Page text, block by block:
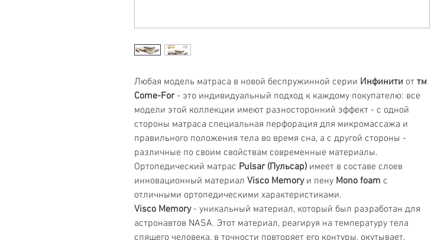
Любая модель матраса в новой беспружинной серии Инфинити от тм
Come-For- это индивидуальный подход к каждому покупателю: все
модели этой коллекции имеют разносторонний эффект - с одной
стороны матраса специальная перфорация для микромассажа и
правильного положения тела во время сна, а с другой стороны -
различные по своим свойствам современные материалы.
Ортопедический матрас Pulsar (Пульсар) имеет в составе слоев
инновационный материал Visco Memoryи пену Mono foam с
отличными ортопедическими характеристиками.
Visco Memory- уникальный материал, который был разработан для
астронавтов NASA. Этот материал, реагируя на температуру тела